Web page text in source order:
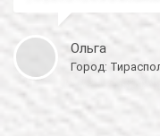
Ольга
Город: